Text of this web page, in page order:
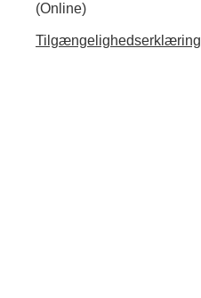
(Online)
Tilgængelighedserklæring